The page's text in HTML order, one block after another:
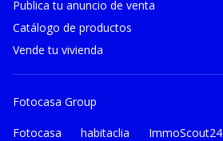
Publica tu anuncio de venta
Catálogo de productos
Vende tu vivienda
Fotocasa Group
Fotocasa habitaclia ImmoScout24